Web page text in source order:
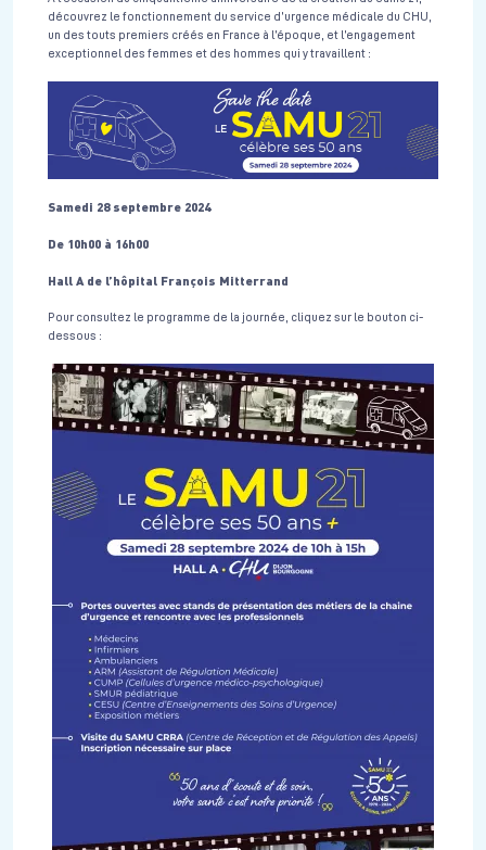
découvrez le fonctionnement du service d’urgence médicale du CHU,
un des touts premiers créés en France à l’époque, et l’engagement
exceptionnel des femmes et des hommes qui y travaillent :
Samedi 28 septembre 2024
De 10h00 à 16h00
Hall A de l’hôpital François Mitterrand
Pour consultez le programme de la journée, cliquez sur le bouton ci-
dessous :